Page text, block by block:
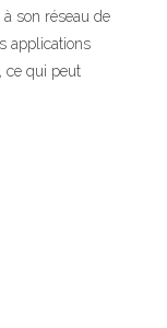
son réseau de
applications
ce qui peut